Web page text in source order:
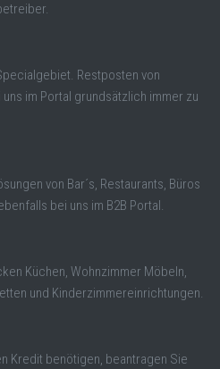
Restposten von
im Portal grundsätzlich immer zu
von Bar´s, Restaurants, Büros
bei uns im B2B Portal.
Küchen, Wohnzimmer Möbeln,
und Kinderzimmereinrichtungen.
Kredit benötigen, beantragen Sie